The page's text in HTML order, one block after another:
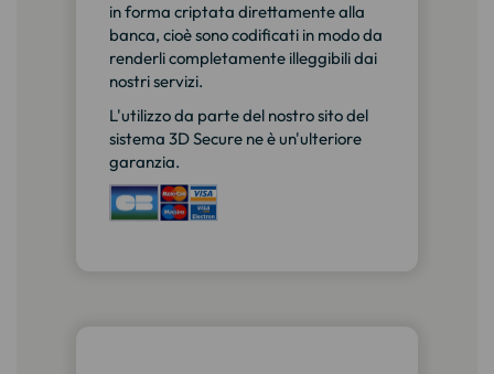
in forma criptata direttamente alla
banca, cioè sono codificati in modo da
renderli completamente illeggibili dai
nostri servizi.
L'utilizzo da parte del nostro sito del
sistema 3D Secure ne è un'ulteriore
garanzia.